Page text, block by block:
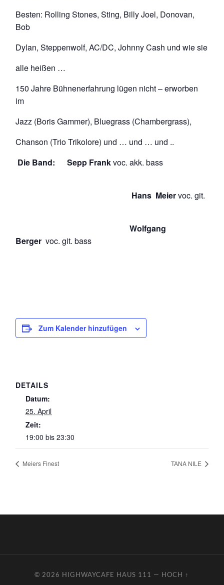
Besten: Rolling Stones, Sting, Billy Joel, Donovan,
Bob
Dylan, Steppenwolf, AC/DC, Johnny Cash und wie sie
alle heißen …
150 Jahre Bühnenerfahrung lügen nicht – erworben
im
Jazz (Boris Gammer), Bluegrass (Chambergrass),
Chanson (Trio Trikolore) und … und … und ..
Die Band:
Sepp Frankvoc. akk. bass
Hans Meiervoc. git.
Wolfgang
Berger voc. git. bass
Zum Kalender hinzufügen
DETAILS
Datum:
25. April
Zeit:
19:00 bis 23:30
Meiers Finest TANA NILE
© 2026 HIGHWAYCAFE HAUS 111 — HOCH ↑